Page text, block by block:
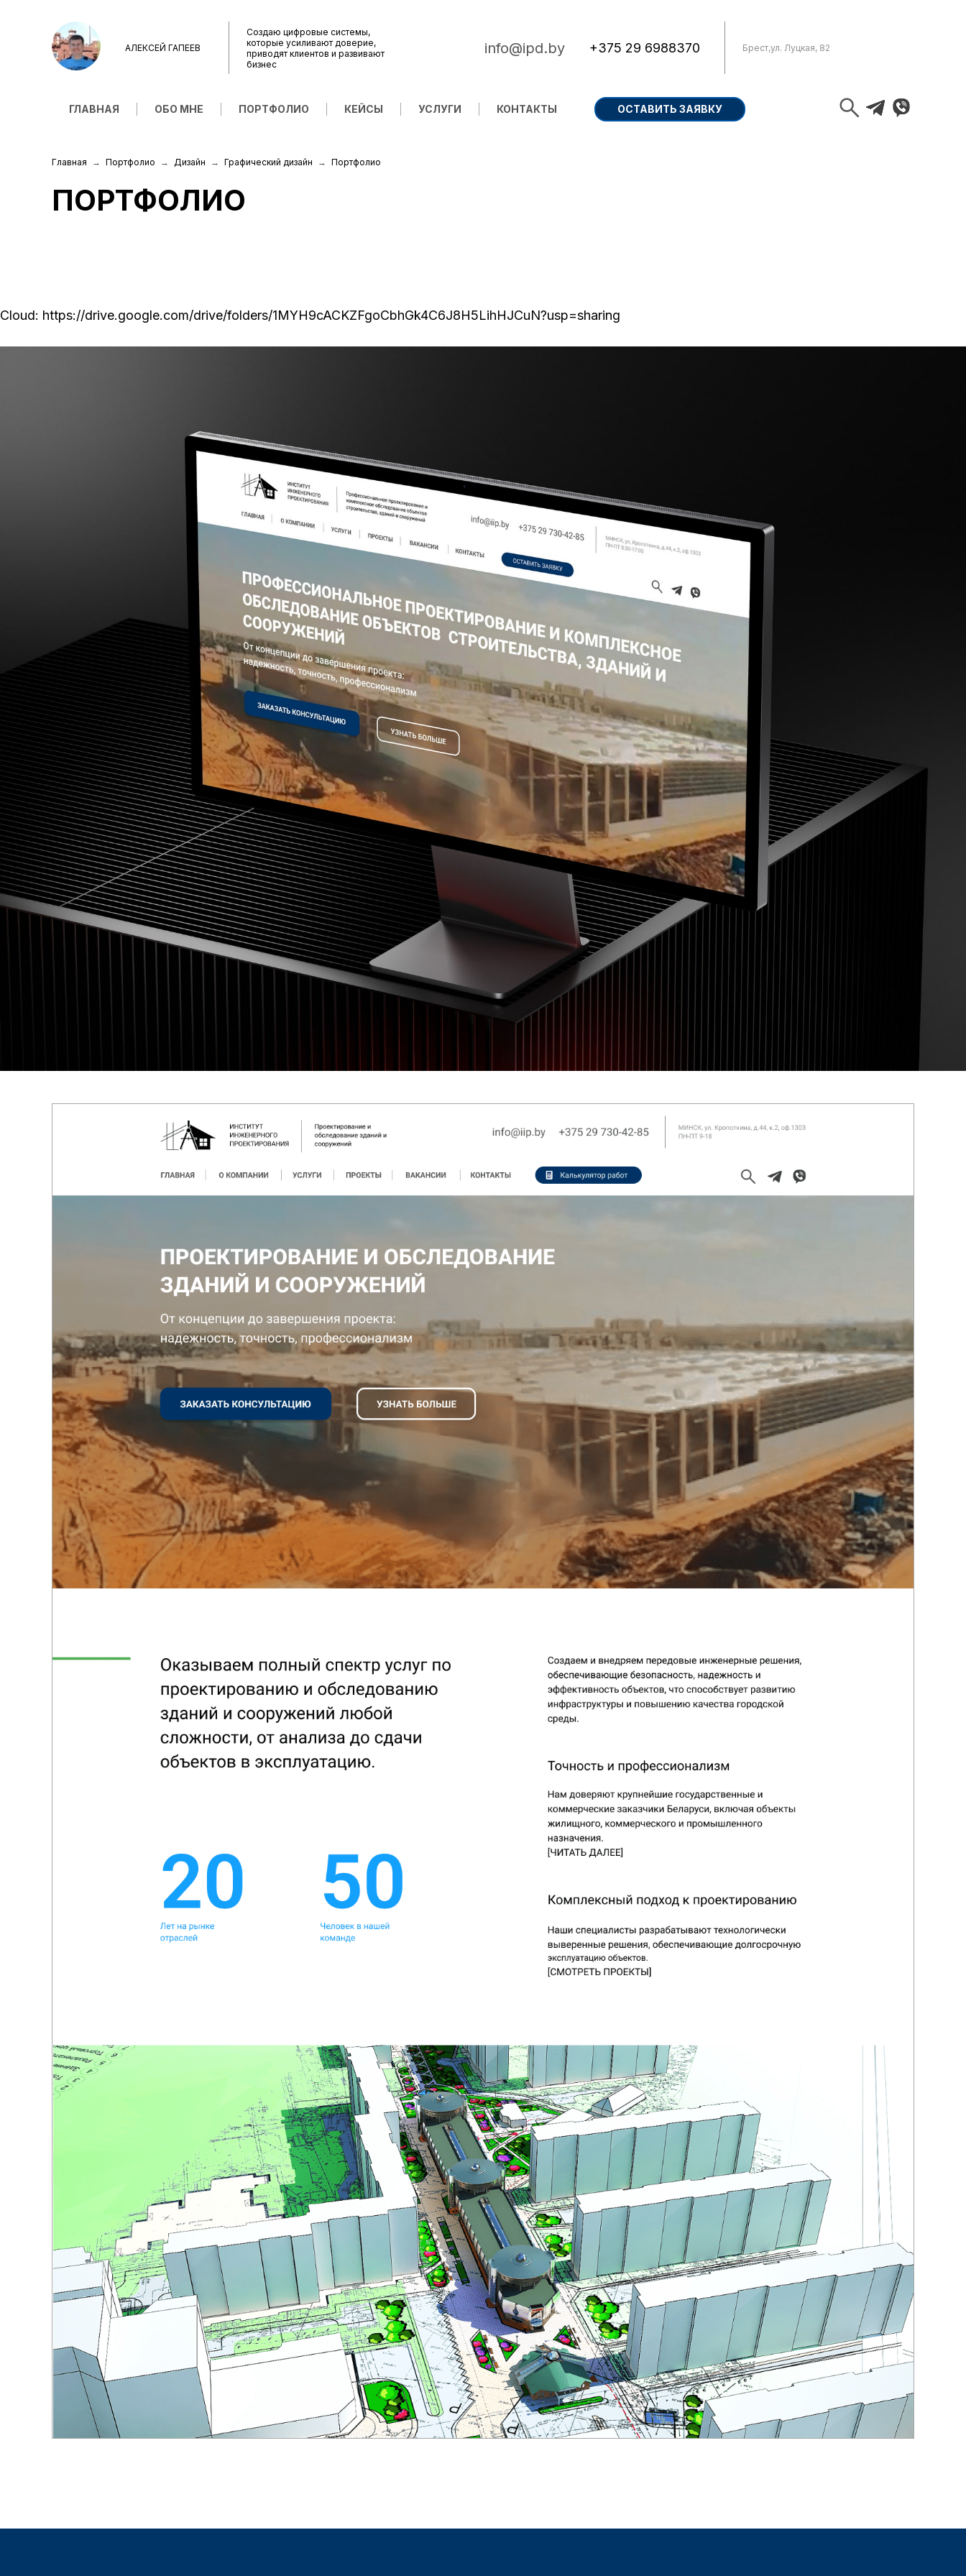
АЛЕКСЕЙ ГАПЕЕВ
Создаю цифровые системы,
которые усиливают доверие,
приводят клиентов и развивают
бизнес
info@ipd.by +375 29 6988370 Брест,ул. Луцкая, 82
ГЛАВНАЯ ОБО МНЕ ПОРТФОЛИО КЕЙСЫ УСЛУГИ КОНТАКТЫ ОСТАВИТЬ ЗАЯВКУ
Главная Портфолио Дизайн Графический дизайн Портфолио
ПОРТФОЛИО
Cloud: https://drive.google.com/drive/folders/1MYH9cACKZFgoCbhGk4C6J8H5LihHJCuN?usp=sharing